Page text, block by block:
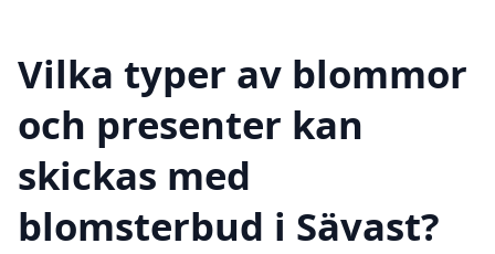
Vilka typer av blommor
och presenter kan
skickas med
blomsterbud i Sävast?